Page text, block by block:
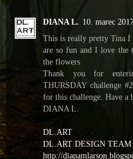
DIANA L. 10. marec
This is really pretty Tina I
are so fun and I love the
the flowers
Thank you for
THURSDAY challenge
for this challenge. Have a
DIANA L.
DL.ART
DL.ART DESIGN TEAM
http://